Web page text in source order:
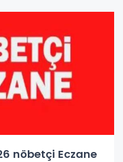
nöbetçi Eczane